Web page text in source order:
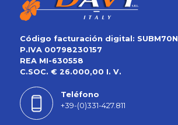
Código facturación digital: SUBM70N
P.IVA 00798230157
REA MI-630558
C.SOC. € 26.000,00 I. V.
Teléfono
+39-(0)331-427.811